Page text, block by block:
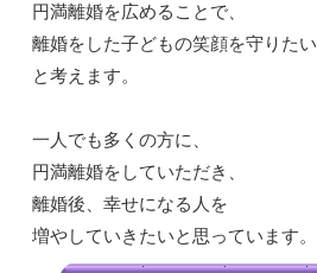
円満離婚を広めることで、
離婚をした子どもの笑顔を守りたい
と考えます。
一人でも多くの方に、
円満離婚をしていただき、
離婚後、幸せになる人を
増やしていきたいと思っています。